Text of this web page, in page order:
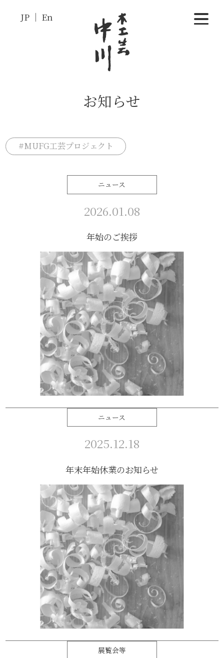
JP En
お知らせ
#MUFG工芸プロジェクト
ニュース
2026.01.08
年始のご挨拶
ニュース
2025.12.18
年末年始休業のお知らせ
展覧会等